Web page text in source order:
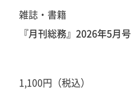
雑誌・書籍
『月刊総務』2026年5月号
1,100円（税込）